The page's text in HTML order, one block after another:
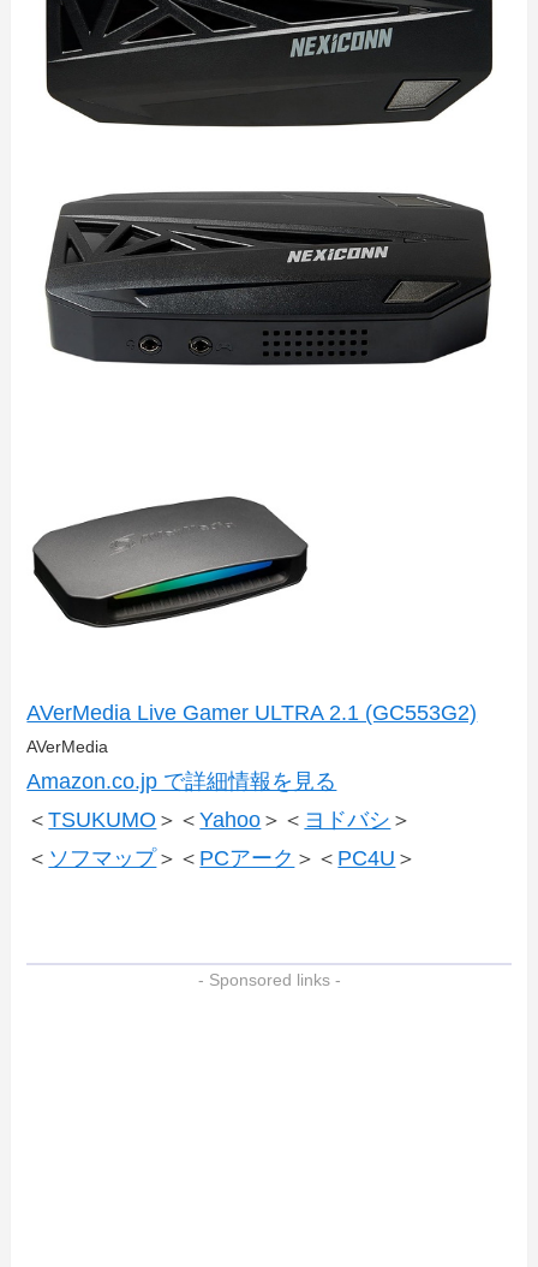
AVerMedia Live Gamer ULTRA 2.1 (GC553G2)
AVerMedia
Amazon.co.jp で詳細情報を見る
＜TSUKUMO ＞＜Yahoo ＞＜ ヨドバシ ＞
＜ ソフマップ＞＜ PCアーク ＞＜ PC4U ＞
- Sponsored links -